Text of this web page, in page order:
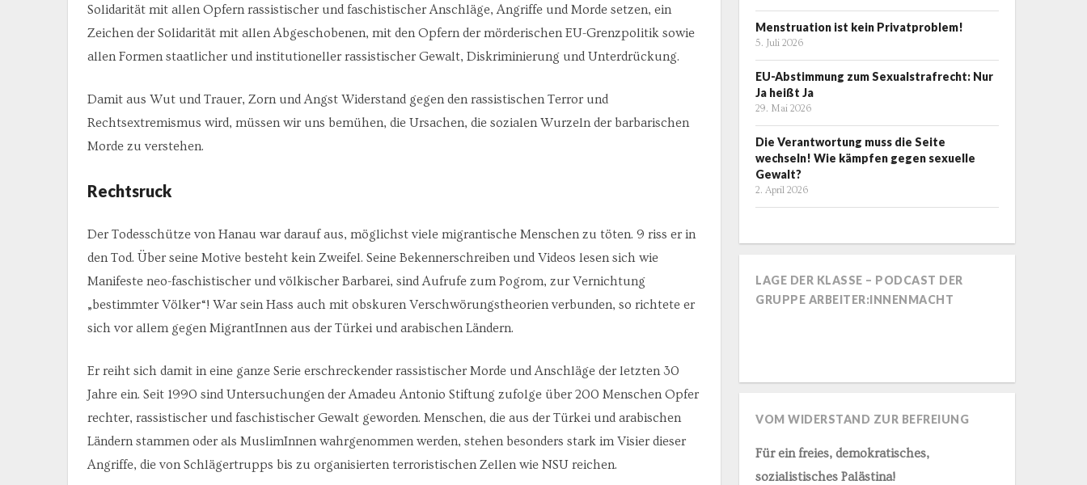
Solidarität mit allen Opfern rassistischer und faschistischer Anschläge, Angriffe und Morde setzen, ein
Zeichen der Solidarität mit allen Abgeschobenen, mit den Opfern der mörderischen EU-Grenzpolitik sowie
allen Formen staatlicher und institutioneller rassistischer Gewalt, Diskriminierung und Unterdrückung.
Damit aus Wut und Trauer, Zorn und Angst Widerstand gegen den rassistischen Terror und
Rechtsextremismus wird, müssen wir uns bemühen, die Ursachen, die sozialen Wurzeln der barbarischen
Morde zu verstehen.
Rechtsruck
Der Todesschütze von Hanau war darauf aus, möglichst viele migrantische Menschen zu töten. 9 riss er in
den Tod. Über seine Motive besteht kein Zweifel. Seine Bekennerschreiben und Videos lesen sich wie
Manifeste neo-faschistischer und völkischer Barbarei, sind Aufrufe zum Pogrom, zur Vernichtung
„bestimmter Völker“! War sein Hass auch mit obskuren Verschwörungstheorien verbunden, so richtete er
sich vor allem gegen MigrantInnen aus der Türkei und arabischen Ländern.
Er reiht sich damit in eine ganze Serie erschreckender rassistischer Morde und Anschläge der letzten 30
Jahre ein. Seit 1990 sind Untersuchungen der Amadeu Antonio Stiftung zufolge über 200 Menschen Opfer
rechter, rassistischer und faschistischer Gewalt geworden. Menschen, die aus der Türkei und arabischen
Ländern stammen oder als MuslimInnen wahrgenommen werden, stehen besonders stark im Visier dieser
Angriffe, die von Schlägertrupps bis zu organisierten terroristischen Zellen wie NSU reichen.
Menstruation ist kein Privatproblem!
5. Juli 2026
EU-Abstimmung zum Sexualstrafrecht: Nur
Ja heißt Ja
29. Mai 2026
Die Verantwortung muss die Seite
wechseln! Wie kämpfen gegen sexuelle
Gewalt?
2. April 2026
LAGE DER KLASSE – PODCAST DER
GRUPPE ARBEITER:INNENMACHT
VOM WIDERSTAND ZUR BEFREIUNG
Für ein freies, demokratisches,
sozialistisches Palästina!